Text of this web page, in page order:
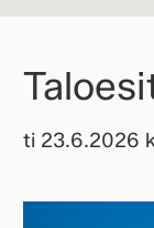
ti 23.6.2026